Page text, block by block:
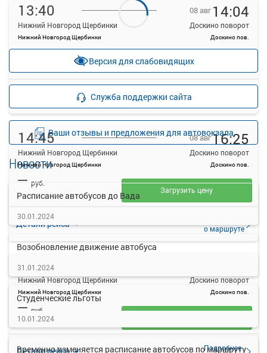
13:40
Нижний Новгород Щербинки
Нижний Новгород Щербинки
08 авг 14:04
Доскино поворот
Доскино пов.
—
Продажа билетов
прекращена
14:45
Нижний Новгород Щербинки
Нижний Новгород Щербинки
08 авг16:25
Доскино поворот
Доскино пов.
Детали рейса
о маршруте
— руб.
Загрузить цену
15:20
Нижний Новгород Щербинки
Нижний Новгород Щербинки
Доскино поворот
Доскино пов.
Подробнее
— руб.
Версия для слабовидящих
Служба поддержки сайта
Ваши отзывы и предложения для автовокзала
Новости
Расписание автобусов до Вада
30.01.2024
Возобновление движение автобуса
31.01.2024
Студенческие льготы
10.01.2024
Временно изменяется расписание автобусов по маршруту